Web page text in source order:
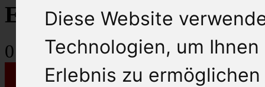
Diese Website
Technologien, um
Erlebnis zu
Einkaufs Wagen
0 Artikel